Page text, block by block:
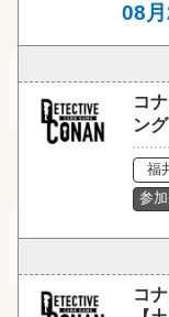
08
コ
ング
福
参
コ